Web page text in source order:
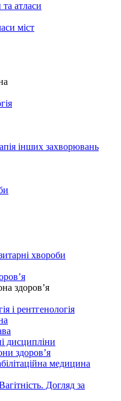
атласи
міст
інших захворювань
хвороби
здоров’я
і рентгенологія
дисципліни
здоров’я
медицина
Догляд за